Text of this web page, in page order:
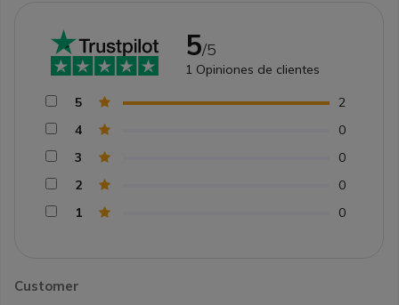
Customer
5/5
1 Opiniones de clientes
5
2
4
0
3
0
2
0
1
0